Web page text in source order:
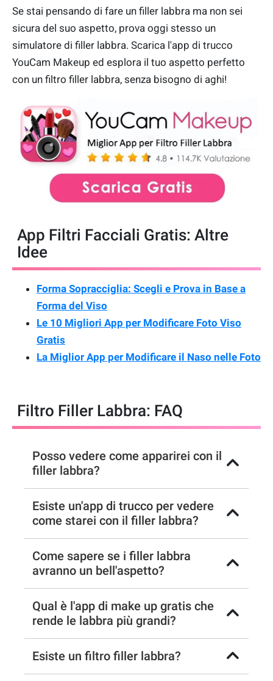
Se stai pensando di fare un filler labbra ma non sei
sicura del suo aspetto, prova oggi stesso un
simulatore di filler labbra. Scarica l'app di trucco
YouCam Makeup ed esplora il tuo aspetto perfetto
con un filtro filler labbra, senza bisogno di aghi!
App Filtri Facciali Gratis: Altre
Idee
Forma Sopracciglia: Scegli e Prova in Base a
Forma del Viso
Le 10 Migliori App per Modificare Foto Viso
Gratis
La Miglior App per Modificare il Naso nelle Foto
Filtro Filler Labbra: FAQ
Posso vedere come apparirei con il
filler labbra?
Esiste un'app di trucco per vedere
come starei con il filler labbra?
Come sapere se i filler labbra
avranno un bell'aspetto?
Qual è l'app di make up gratis che
rende le labbra più grandi?
Esiste un filtro filler labbra?